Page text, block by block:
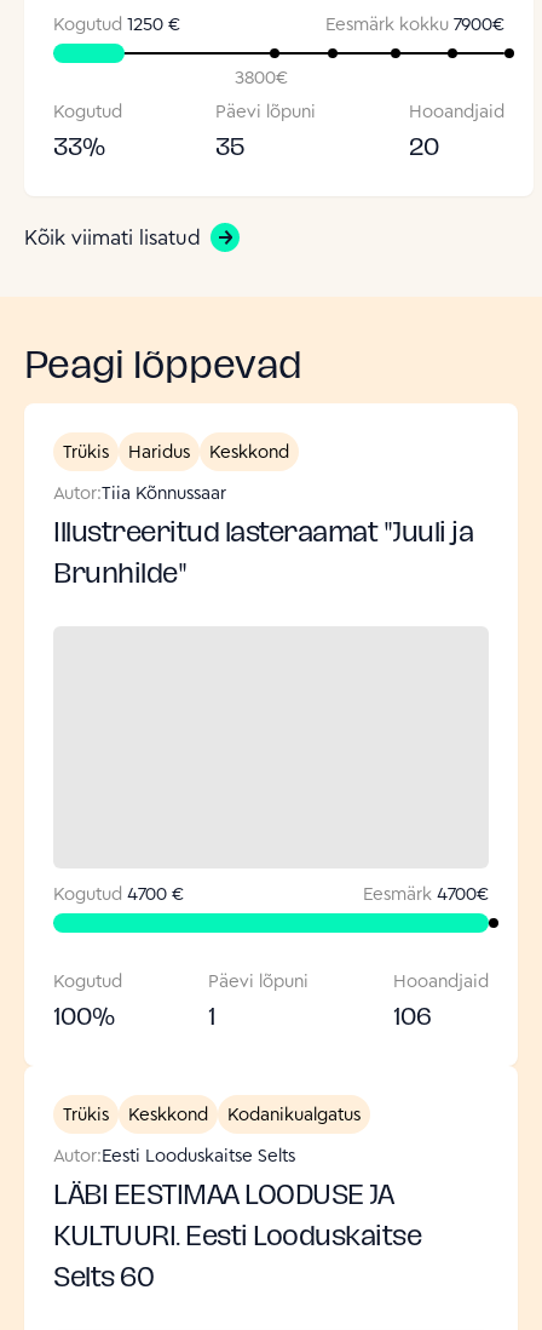
Kogutud 1250 € Eesmärk kokku 7900€
3800€
Kogutud
33%
Päevi lõpuni
35
Hooandjaid
20
Kõik viimati lisatud
Peagi lõppevad
Trükis Haridus
Keskkond
Autor:Tiia Kõnnussaar
Illustreeritud lasteraamat "Juuli ja
Brunhilde"
Kogutud 4700 € Eesmärk 4700€
Kogutud
100%
Päevi lõpuni
1
Hooandjaid
106
Trükis Keskkond
Kodanikualgatus
Autor:Eesti Looduskaitse Selts
LÄBI EESTIMAA LOODUSE JA
KULTUURI. Eesti Looduskaitse
Selts 60